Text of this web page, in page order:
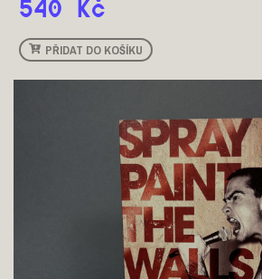
540 Kč
PŘIDAT DO KOŠÍKU